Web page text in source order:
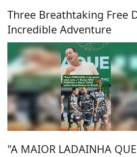
Three Breathtaking Free
Incredible Adventure
"A MAIOR LADAINHA